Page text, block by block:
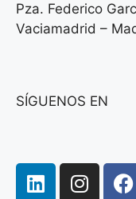
Pza. Federico
Vaciamadrid –
SÍGUENOS EN